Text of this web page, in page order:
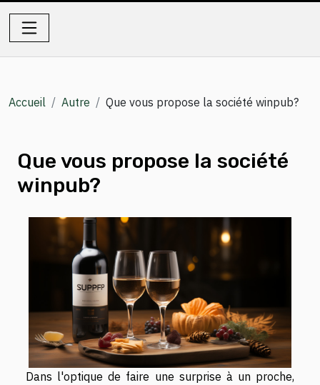
Accueil Autre Que vous propose la société winpub?
Que vous propose la société
winpub?
Dans l'optique de faire une surprise à un proche,